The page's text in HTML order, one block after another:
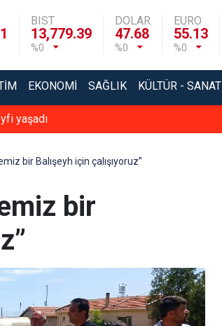
BIST
13,779.39
%0
DOLAR
47.68
%0
EURO
55.13
%0
EKONOMI SAĞLIK KÜLTÜR - SANAT
yaşadı
bir Balışeyh için çalışıyoruz”
bir